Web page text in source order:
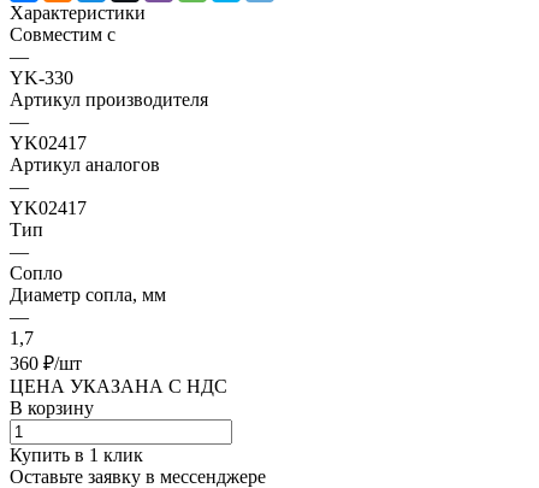
Характеристики
Совместим с
—
YK-330
Артикул производителя
—
YK02417
Артикул аналогов
—
YK02417
Тип
—
Сопло
Диаметр сопла, мм
—
1,7
360 ₽/шт
ЦЕНА УКАЗАНА С НДС
В корзину
Купить в 1 клик
Оставьте заявку в мессенджере